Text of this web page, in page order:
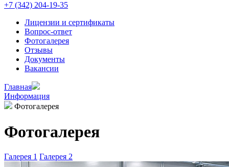
+7 (342) 204-19-35
Лицензии и сертификаты
Вопрос-ответ
Фотогалерея
Отзывы
Документы
Вакансии
Главная
Информация
Фотогалерея
Фотогалерея
Галерея 1 Галерея 2